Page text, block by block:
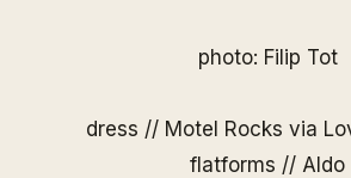
photo: Filip Tot
dress // Motel Rocks via
flatforms // Aldo